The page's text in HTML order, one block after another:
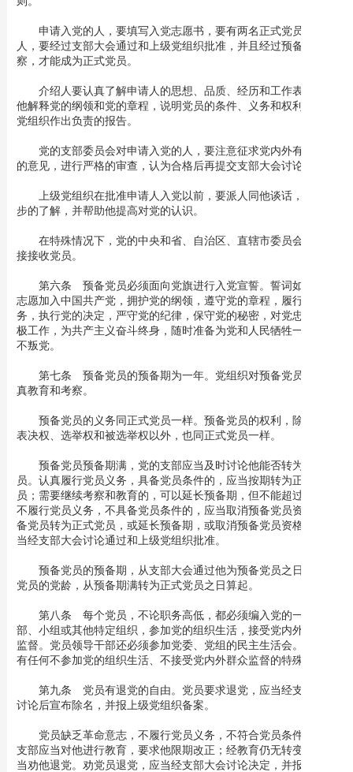
申请入党的人，要填写入党志愿书，要有两名正式党员作介绍
人，要经过支部大会通过和上级党组织批准，并且经过预备期的考
察，才能成为正式党员。
介绍人要认真了解申请人的思想、品质、经历和工作表现，向
他解释党的纲领和党的章程，说明党员的条件、义务和权利，并向
党组织作出负责的报告。
党的支部委员会对申请入党的人，要注意征求党内外有关群众
的意见，进行严格的审查，认为合格后再提交支部大会讨论。
上级党组织在批准申请人入党以前，要派人同他谈话，作进一
步的了解，并帮助他提高对党的认识。
在特殊情况下，党的中央和省、自治区、直辖市委员会可以直
接接收党员。
第六条 预备党员必须面向党旗进行入党宣誓。誓词如下：我
志愿加入中国共产党，拥护党的纲领，遵守党的章程，履行党员义
务，执行党的决定，严守党的纪律，保守党的秘密，对党忠诚，积
极工作，为共产主义奋斗终身，随时准备为党和人民牺牲一切，永
不叛党。
第七条 预备党员的预备期为一年。党组织对预备党员应当认
真教育和考察。
预备党员的义务同正式党员一样。预备党员的权利，除了没有
表决权、选举权和被选举权以外，也同正式党员一样。
预备党员预备期满，党的支部应当及时讨论他能否转为正式党
员。认真履行党员义务，具备党员条件的，应当按期转为正式党
员；需要继续考察和教育的，可以延长预备期，但不能超过一年；
不履行党员义务，不具备党员条件的，应当取消预备党员资格。预
备党员转为正式党员，或延长预备期，或取消预备党员资格，都应
当经支部大会讨论通过和上级党组织批准。
预备党员的预备期，从支部大会通过他为预备党员之日算起。
党员的党龄，从预备期满转为正式党员之日算起。
第八条 每个党员，不论职务高低，都必须编入党的一个支
部、小组或其他特定组织，参加党的组织生活，接受党内外群众的
监督。党员领导干部还必须参加党委、党组的民主生活会。不允许
有任何不参加党的组织生活、不接受党内外群众监督的特殊党员。
第九条 党员有退党的自由。党员要求退党，应当经支部大会
讨论后宣布除名，并报上级党组织备案。
党员缺乏革命意志，不履行党员义务，不符合党员条件，党的
支部应当对他进行教育，要求他限期改正；经教育仍无转变的，应
当劝他退党。劝党员退党，应当经支部大会讨论决定，并报上级党